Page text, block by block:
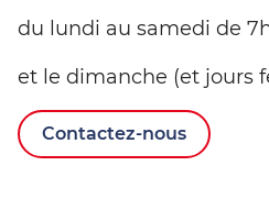
du lundi au samedi de
et le dimanche (et jours
Contactez-nous